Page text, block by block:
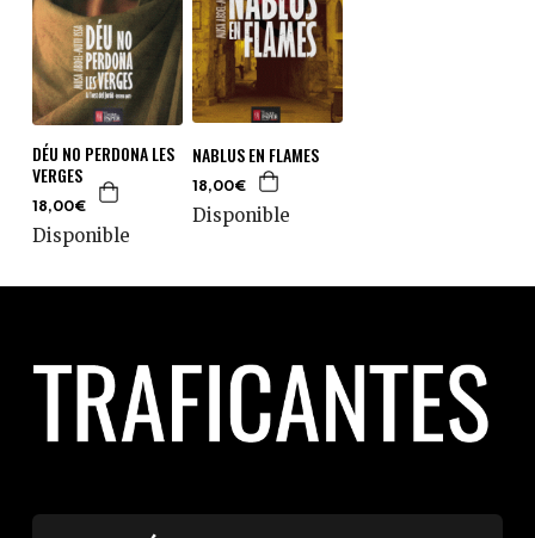
DÉU NO PERDONA LES
VERGES
18,00€
Disponible
NABLUS EN FLAMES
18,00€
Disponible